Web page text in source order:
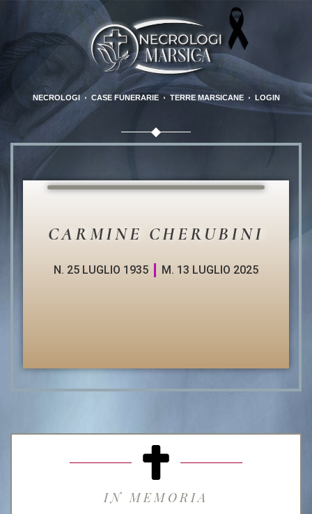
NECROLOGI CASE FUNERARIE TERRE MARSICANE LOGIN
CARMINE CHERUBINI
N. 25 LUGLIO 1935 M. 13 LUGLIO 2025
IN MEMORIA